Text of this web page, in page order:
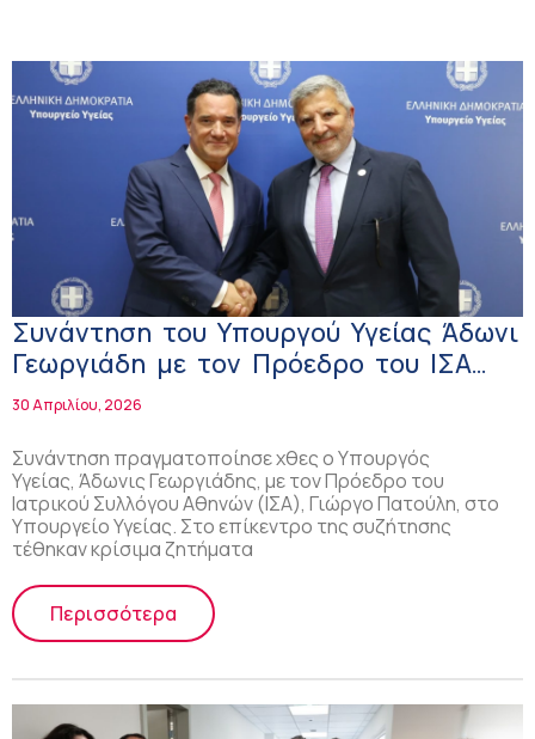
Συνάντηση του Υπουργού Υγείας Άδωνι
Γεωργιάδη με τον Πρόεδρο του ΙΣΑ
Γιώργο Πατούλη – Στο επίκεντρο η
διαχείριση του clawback
30 Απριλίου, 2026
Συνάντηση πραγματοποίησε χθες ο Υπουργός
Υγείας, Άδωνις Γεωργιάδης, με τον Πρόεδρο του
Ιατρικού Συλλόγου Αθηνών (ΙΣΑ), Γιώργο Πατούλη, στο
Υπουργείο Υγείας. Στο επίκεντρο της συζήτησης
τέθηκαν κρίσιμα ζητήματα
Περισσότερα